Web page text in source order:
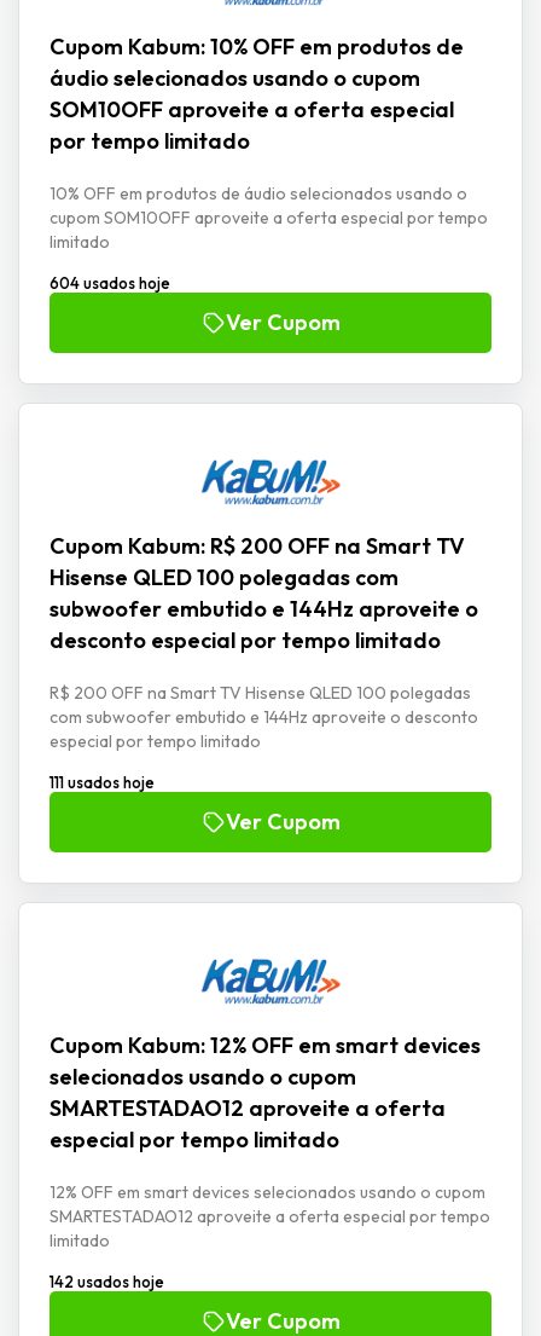
Cupom Kabum: 10% OFF em produtos de
áudio selecionados usando o cupom
SOM10OFF aproveite a oferta especial
por tempo limitado
10% OFF em produtos de áudio selecionados usando o
cupom SOM10OFF aproveite a oferta especial por tempo
limitado
604 usados hoje
Ver Cupom
Cupom Kabum: R$ 200 OFF na Smart TV
Hisense QLED 100 polegadas com
subwoofer embutido e 144Hz aproveite o
desconto especial por tempo limitado
R$ 200 OFF na Smart TV Hisense QLED 100 polegadas
com subwoofer embutido e 144Hz aproveite o desconto
especial por tempo limitado
111 usados hoje
Ver Cupom
Cupom Kabum: 12% OFF em smart devices
selecionados usando o cupom
SMARTESTADAO12 aproveite a oferta
especial por tempo limitado
12% OFF em smart devices selecionados usando o cupom
SMARTESTADAO12 aproveite a oferta especial por tempo
limitado
142 usados hoje
Ver Cupom